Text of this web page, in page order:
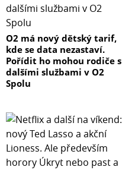
O2 má nový dětský tarif,
kde se data nezastaví.
Pořídit ho mohou rodiče s
dalšími službami v O2
Spolu